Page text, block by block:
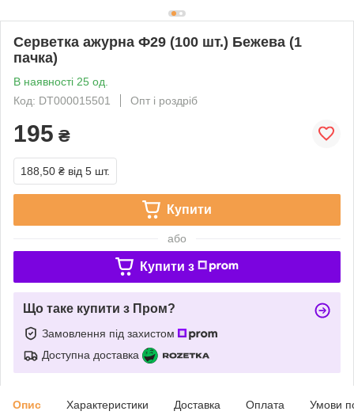
Серветка ажурна Ф29 (100 шт.) Бежева (1
пачка)
В наявності 25 од.
Код: DT000015501
Опт і роздріб
195 ₴
188,50 ₴ від 5 шт.
Купити
або
Купити з
Що таке купити з Пром?
Замовлення під захистом
Доступна доставка
Опис Характеристики Доставка Оплата Умови